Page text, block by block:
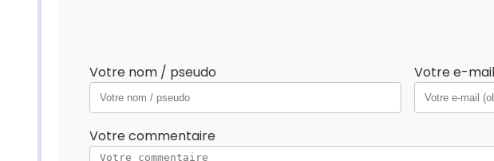
Votre nom / pseudo Votre e-
Votre commentaire